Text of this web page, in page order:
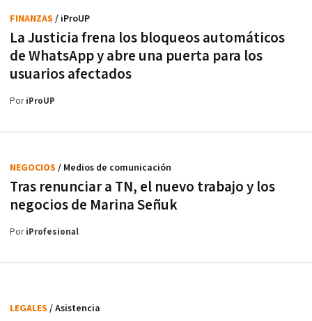
La Justicia frena los bloqueos automáticos
de WhatsApp y abre una puerta para los
usuarios afectados
FINANZAS / iProUP
PoriProUP
Tras renunciar a TN, el nuevo trabajo y los
negocios de Marina Señuk
NEGOCIOS / Medios de comunicación
PoriProfesional
LEGALES / Asistencia